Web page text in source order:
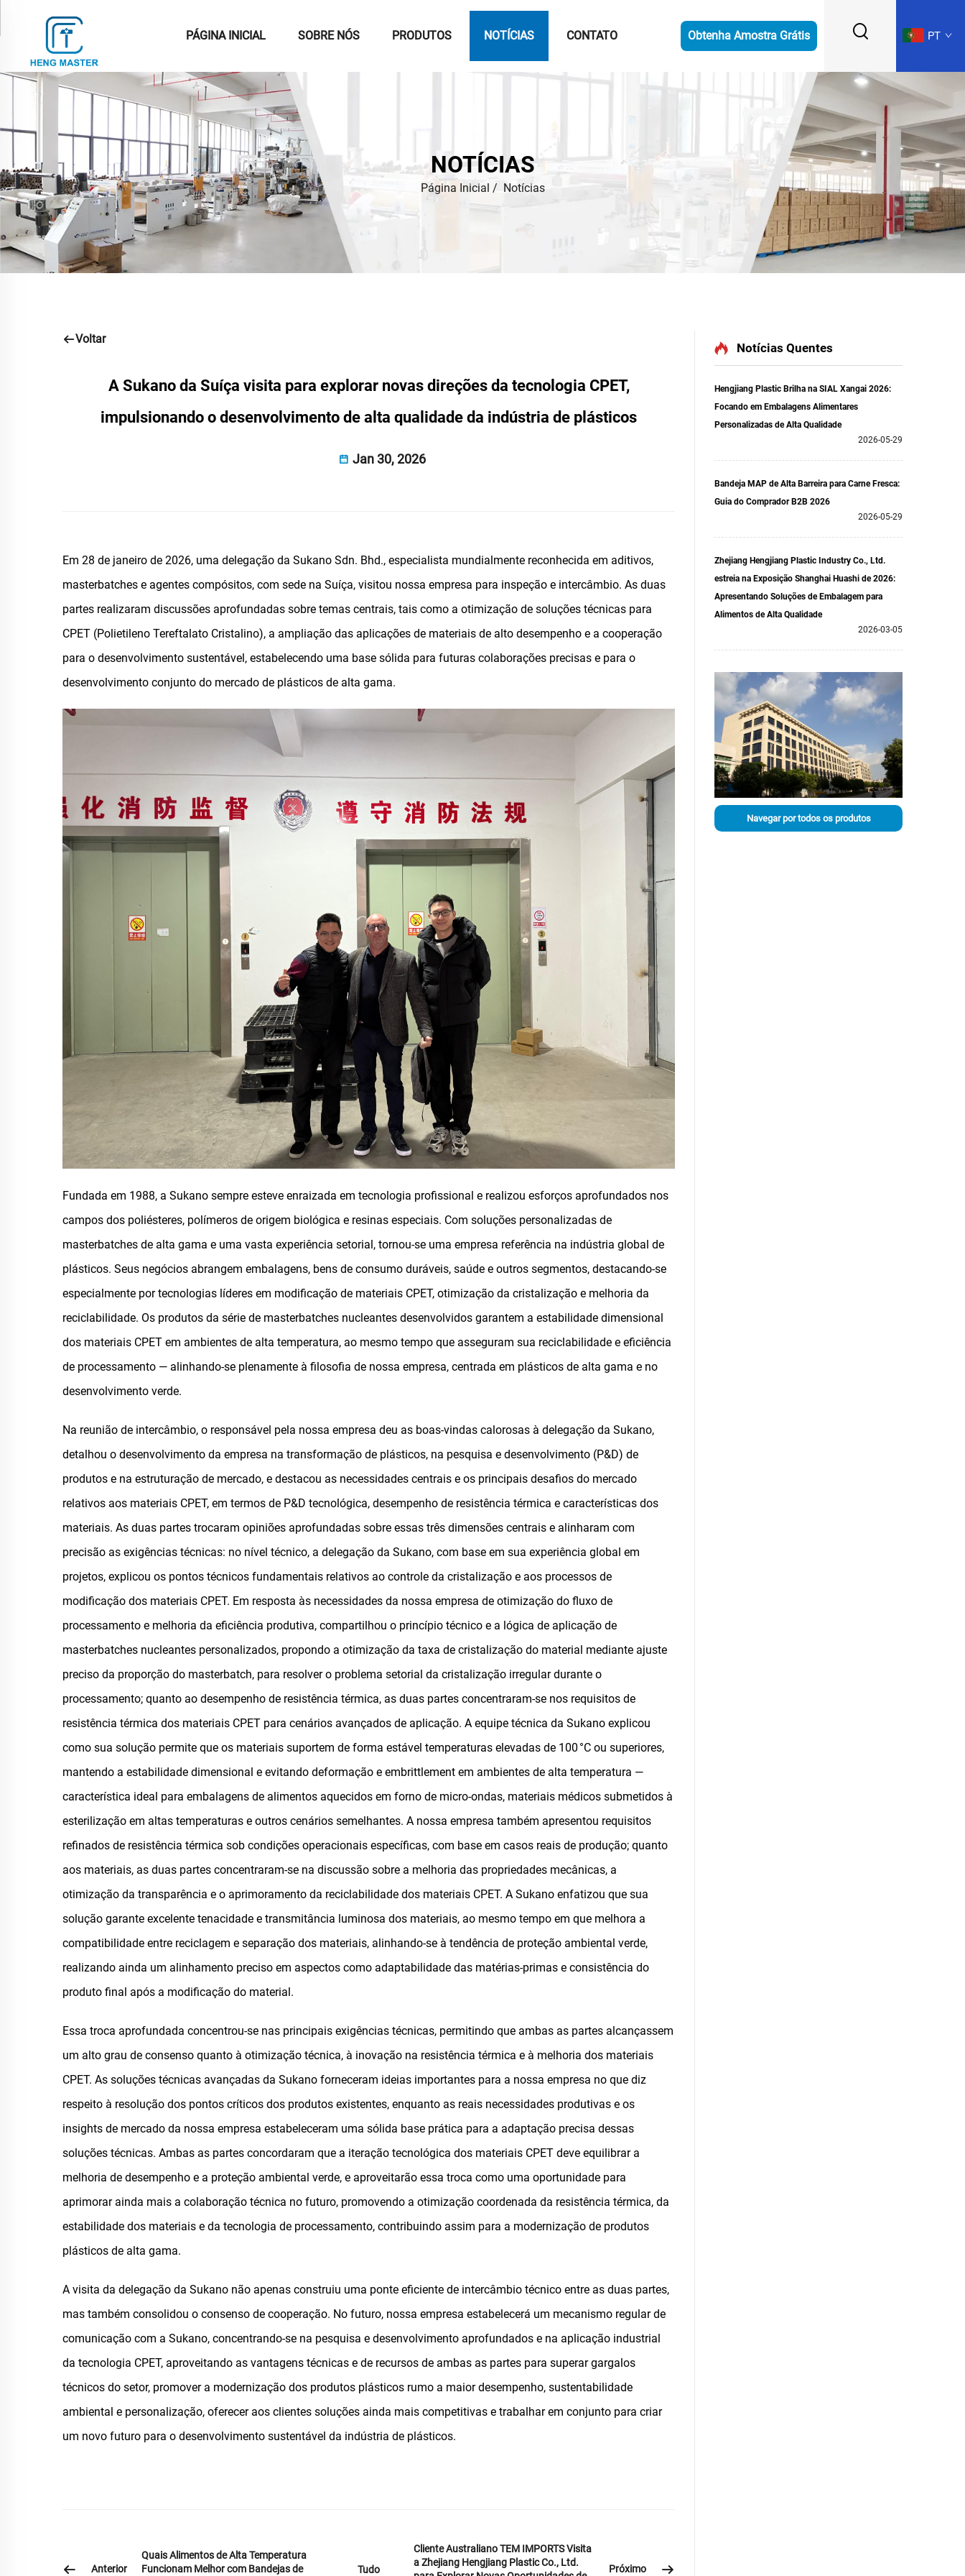
PÁGINA INICIAL SOBRE NÓS PRODUTOS NOTÍCIAS CONTATO Obtenha Amostra Grátis PT
NOTÍCIAS
Página Inicial / Notícias
Voltar
A Sukano da Suíça visita para explorar novas direções da tecnologia CPET,
impulsionando o desenvolvimento de alta qualidade da indústria de plásticos
Jan 30, 2026
Em 28 de janeiro de 2026, uma delegação da Sukano Sdn. Bhd., especialista mundialmente reconhecida em aditivos,
masterbatches e agentes compósitos, com sede na Suíça, visitou nossa empresa para inspeção e intercâmbio. As duas
partes realizaram discussões aprofundadas sobre temas centrais, tais como a otimização de soluções técnicas para
CPET (Polietileno Tereftalato Cristalino), a ampliação das aplicações de materiais de alto desempenho e a cooperação
para o desenvolvimento sustentável, estabelecendo uma base sólida para futuras colaborações precisas e para o
desenvolvimento conjunto do mercado de plásticos de alta gama.
Fundada em 1988, a Sukano sempre esteve enraizada em tecnologia profissional e realizou esforços aprofundados nos
campos dos poliésteres, polímeros de origem biológica e resinas especiais. Com soluções personalizadas de
masterbatches de alta gama e uma vasta experiência setorial, tornou-se uma empresa referência na indústria global de
plásticos. Seus negócios abrangem embalagens, bens de consumo duráveis, saúde e outros segmentos, destacando-se
especialmente por tecnologias líderes em modificação de materiais CPET, otimização da cristalização e melhoria da
reciclabilidade. Os produtos da série de masterbatches nucleantes desenvolvidos garantem a estabilidade dimensional
dos materiais CPET em ambientes de alta temperatura, ao mesmo tempo que asseguram sua reciclabilidade e eficiência
de processamento — alinhando-se plenamente à filosofia de nossa empresa, centrada em plásticos de alta gama e no
desenvolvimento verde.
Na reunião de intercâmbio, o responsável pela nossa empresa deu as boas-vindas calorosas à delegação da Sukano,
detalhou o desenvolvimento da empresa na transformação de plásticos, na pesquisa e desenvolvimento (P&D) de
produtos e na estruturação de mercado, e destacou as necessidades centrais e os principais desafios do mercado
relativos aos materiais CPET, em termos de P&D tecnológica, desempenho de resistência térmica e características dos
materiais. As duas partes trocaram opiniões aprofundadas sobre essas três dimensões centrais e alinharam com
precisão as exigências técnicas: no nível técnico, a delegação da Sukano, com base em sua experiência global em
projetos, explicou os pontos técnicos fundamentais relativos ao controle da cristalização e aos processos de
modificação dos materiais CPET. Em resposta às necessidades da nossa empresa de otimização do fluxo de
processamento e melhoria da eficiência produtiva, compartilhou o princípio técnico e a lógica de aplicação de
masterbatches nucleantes personalizados, propondo a otimização da taxa de cristalização do material mediante ajuste
preciso da proporção do masterbatch, para resolver o problema setorial da cristalização irregular durante o
processamento; quanto ao desempenho de resistência térmica, as duas partes concentraram-se nos requisitos de
resistência térmica dos materiais CPET para cenários avançados de aplicação. A equipe técnica da Sukano explicou
como sua solução permite que os materiais suportem de forma estável temperaturas elevadas de 100 °C ou superiores,
mantendo a estabilidade dimensional e evitando deformação e embrittlement em ambientes de alta temperatura —
característica ideal para embalagens de alimentos aquecidos em forno de micro-ondas, materiais médicos submetidos à
esterilização em altas temperaturas e outros cenários semelhantes. A nossa empresa também apresentou requisitos
refinados de resistência térmica sob condições operacionais específicas, com base em casos reais de produção; quanto
aos materiais, as duas partes concentraram-se na discussão sobre a melhoria das propriedades mecânicas, a
otimização da transparência e o aprimoramento da reciclabilidade dos materiais CPET. A Sukano enfatizou que sua
solução garante excelente tenacidade e transmitância luminosa dos materiais, ao mesmo tempo em que melhora a
compatibilidade entre reciclagem e separação dos materiais, alinhando-se à tendência de proteção ambiental verde,
realizando ainda um alinhamento preciso em aspectos como adaptabilidade das matérias-primas e consistência do
produto final após a modificação do material.
Essa troca aprofundada concentrou-se nas principais exigências técnicas, permitindo que ambas as partes alcançassem
um alto grau de consenso quanto à otimização técnica, à inovação na resistência térmica e à melhoria dos materiais
CPET. As soluções técnicas avançadas da Sukano forneceram ideias importantes para a nossa empresa no que diz
respeito à resolução dos pontos críticos dos produtos existentes, enquanto as reais necessidades produtivas e os
insights de mercado da nossa empresa estabeleceram uma sólida base prática para a adaptação precisa dessas
soluções técnicas. Ambas as partes concordaram que a iteração tecnológica dos materiais CPET deve equilibrar a
melhoria de desempenho e a proteção ambiental verde, e aproveitarão essa troca como uma oportunidade para
aprimorar ainda mais a colaboração técnica no futuro, promovendo a otimização coordenada da resistência térmica, da
estabilidade dos materiais e da tecnologia de processamento, contribuindo assim para a modernização de produtos
plásticos de alta gama.
A visita da delegação da Sukano não apenas construiu uma ponte eficiente de intercâmbio técnico entre as duas partes,
mas também consolidou o consenso de cooperação. No futuro, nossa empresa estabelecerá um mecanismo regular de
comunicação com a Sukano, concentrando-se na pesquisa e desenvolvimento aprofundados e na aplicação industrial
da tecnologia CPET, aproveitando as vantagens técnicas e de recursos de ambas as partes para superar gargalos
técnicos do setor, promover a modernização dos produtos plásticos rumo a maior desempenho, sustentabilidade
ambiental e personalização, oferecer aos clientes soluções ainda mais competitivas e trabalhar em conjunto para criar
um novo futuro para o desenvolvimento sustentável da indústria de plásticos.
Anterior
Quais Alimentos de Alta Temperatura
Funcionam Melhor com Bandejas de
Tudo
Cliente Australiano TEM IMPORTS Visita
a Zhejiang Hengjiang Plastic Co., Ltd.
Próximo
Notícias Quentes
Hengjiang Plastic Brilha na SIAL Xangai 2026:
Focando em Embalagens Alimentares
Personalizadas de Alta Qualidade
2026-05-29
Bandeja MAP de Alta Barreira para Carne Fresca:
Guia do Comprador B2B 2026
2026-05-29
Zhejiang Hengjiang Plastic Industry Co., Ltd.
estreia na Exposição Shanghai Huashi de 2026:
Apresentando Soluções de Embalagem para
Alimentos de Alta Qualidade
2026-03-05
Navegar por todos os produtos